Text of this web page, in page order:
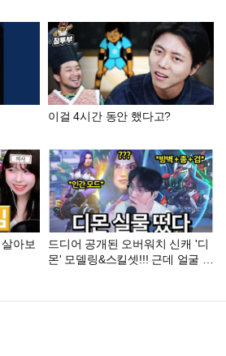
이걸 4시간 동안 했다고?
아보
드디어 공개된 오버워치 신캐 '디
몬' 모델링&스킬셋!!! 근데 얼굴 상